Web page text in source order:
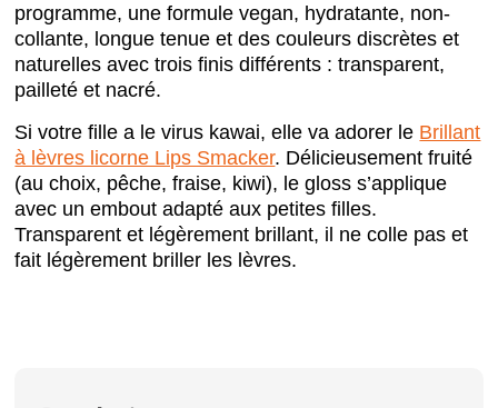
programme, une formule vegan, hydratante, non-
collante, longue tenue et des couleurs discrètes et
naturelles avec trois finis différents : transparent,
pailleté et nacré.
Si votre fille a le virus kawai, elle va adorer le Brillant
à lèvres licorne Lips Smacker. Délicieusement fruité
(au choix, pêche, fraise, kiwi), le gloss s’applique
avec un embout adapté aux petites filles.
Transparent et légèrement brillant, il ne colle pas et
fait légèrement briller les lèvres.